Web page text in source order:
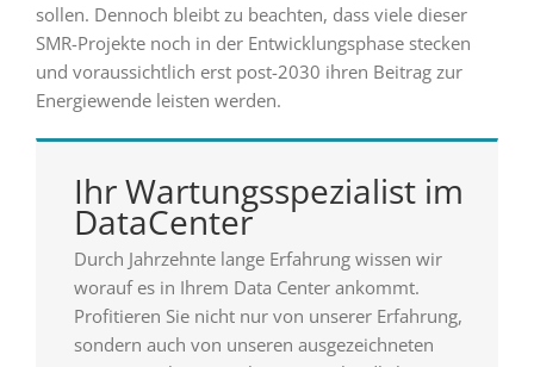
sollen. Dennoch bleibt zu beachten, dass viele dieser
SMR-Projekte noch in der Entwicklungsphase stecken
und voraussichtlich erst post-2030 ihren Beitrag zur
Energiewende leisten werden.
Ihr Wartungsspezialist im
DataCenter
Durch Jahrzehnte lange Erfahrung wissen wir
worauf es in Ihrem Data Center ankommt.
Profitieren Sie nicht nur von unserer Erfahrung,
sondern auch von unseren ausgezeichneten